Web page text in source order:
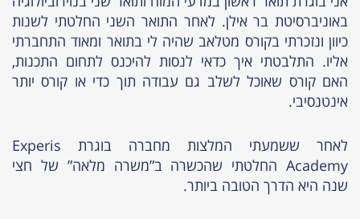
באוניברסיטת בר אילן. לאחר התואר השני החלטתי לשנות
כיוון ונזכרתי בקורס מטלאב שהיה לי בתואר ומאוד התחברתי
אליו. התלבטתי איך כדאי לנסות להיכנס לתחום התכנות,
האם קורס שאוכל לשלב גם עבודה תוך כדי או קורס יותר
אינטנסיבי.
לאחר ששמעתי המלצות מחברה בוגרת Experis
Academy החלטתי שהכשרה ב”משרה מלאה” של חצי
שנה היא הדרך הטובה ביותר.